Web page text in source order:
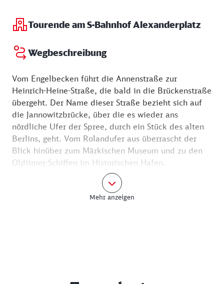
Freitag:
Samstag: 10:00 - 00:00 Uhr
Tourende am S-Bahnhof Alexanderplatz
Wegbeschreibung
Vom Engelbecken führt die Annenstraße zur
Heinrich-Heine-Straße, die bald in die Brückenstraße
übergeht. Der Name dieser Straße bezieht sich auf
die Jannowitzbrücke, über die es wieder ans
nördliche Ufer der Spree, durch ein Stück des alten
Berlins, geht. Vom Rolandufer aus überrascht der
Blick hinüber zum Märkischen Museum und zu den
Oldtimer-Schiffen im Historischen Hafen.
An der Botschaft der Niederlande verlässt die
Wanderroute die Spree und folgt der Klosterstraße.
Mehr anzeigen